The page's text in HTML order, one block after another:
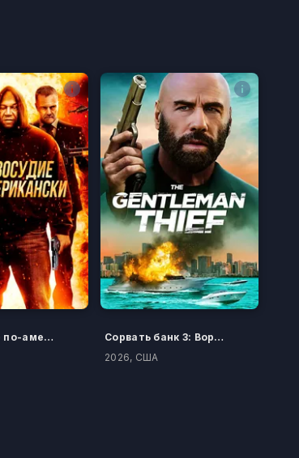
Правосудие по-американски
Сорвать банк 3: Вор-джентльмен
2026, США